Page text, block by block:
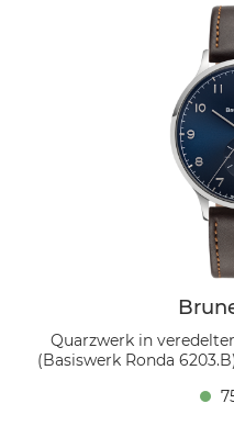
Quarzwerk in
(Basiswerk Ronda
Kalbslederband